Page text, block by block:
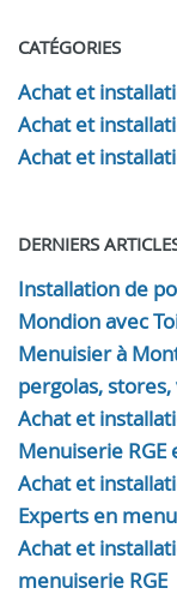
CATÉGORIES
Achat et
Achat et
Achat et
DERNIERS
Installation de
Mondion avec
Menuisier à
pergolas,
Achat et
Menuiserie
Achat et
Experts en
Achat et
menuiserie RGE